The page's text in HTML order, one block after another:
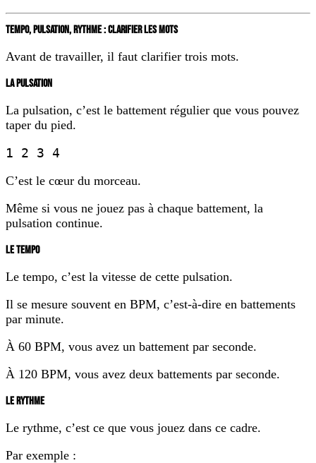
TEMPO, PULSATION, RYTHME : CLARIFIER LES MOTS
Avant de travailler, il faut clarifier trois mots.
LA PULSATION
La pulsation, c’est le battement régulier que vous pouvez
taper du pied.
1 2 3 4
C’est le cœur du morceau.
Même si vous ne jouez pas à chaque battement, la
pulsation continue.
LE TEMPO
Le tempo, c’est la vitesse de cette pulsation.
Il se mesure souvent en BPM, c’est-à-dire en battements
par minute.
À 60 BPM, vous avez un battement par seconde.
À 120 BPM, vous avez deux battements par seconde.
LE RYTHME
Le rythme, c’est ce que vous jouez dans ce cadre.
Par exemple :